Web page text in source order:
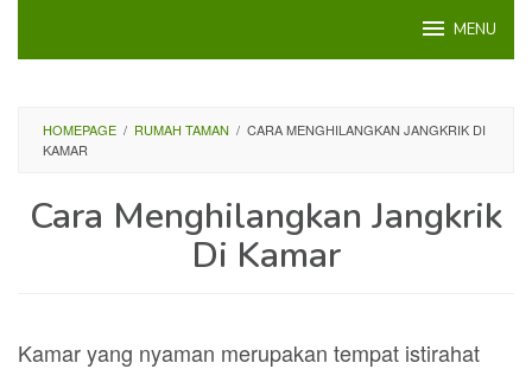
MENU
HOMEPAGE / RUMAH TAMAN / CARA MENGHILANGKAN JANGKRIK DI
KAMAR
Cara Menghilangkan Jangkrik
Di Kamar
Kamar yang nyaman merupakan tempat istirahat